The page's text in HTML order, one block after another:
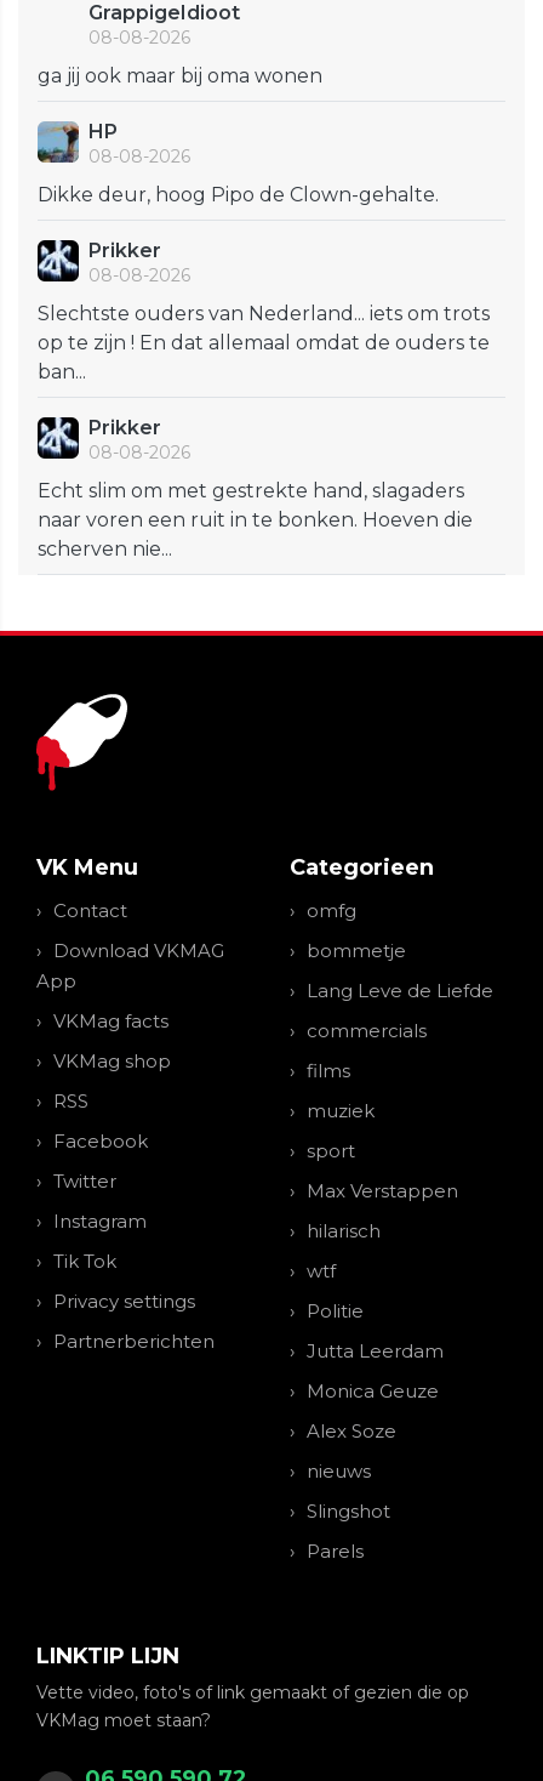
GrappigeIdioot
08-08-2026
ga jij ook maar bij oma wonen
HP
08-08-2026
Dikke deur, hoog Pipo de Clown-gehalte.
Prikker
08-08-2026
Slechtste ouders van Nederland... iets om trots
op te zijn ! En dat allemaal omdat de ouders te
ban...
Prikker
08-08-2026
Echt slim om met gestrekte hand, slagaders
naar voren een ruit in te bonken. Hoeven die
scherven nie...
VK Menu
Contact
Download VKMAG
App
VKMag facts
VKMag shop
RSS
Facebook
Twitter
Instagram
Tik Tok
Privacy settings
Partnerberichten
Categorieen
omfg
bommetje
Lang Leve de Liefde
commercials
films
muziek
sport
Max Verstappen
hilarisch
wtf
Politie
Jutta Leerdam
Monica Geuze
Alex Soze
nieuws
Slingshot
Parels
LINKTIP LIJN
Vette video, foto's of link gemaakt of gezien die op
VKMag moet staan?